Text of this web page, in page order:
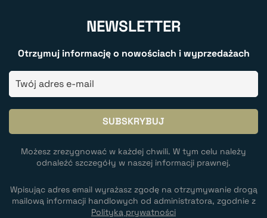
NEWSLETTER
Otrzymuj informację o nowościach i wyprzedażach
Możesz zrezygnować w każdej chwili. W tym celu należy
odnaleźć szczegóły w naszej informacji prawnej.
Wpisując adres email wyrażasz zgodę na otrzymywanie drogą
mailową informacji handlowych od administratora, zgodnie z
Polityką prywatności